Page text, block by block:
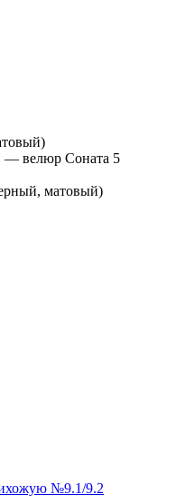
— велюр Соната 5
матовый)
№9.1/9.2